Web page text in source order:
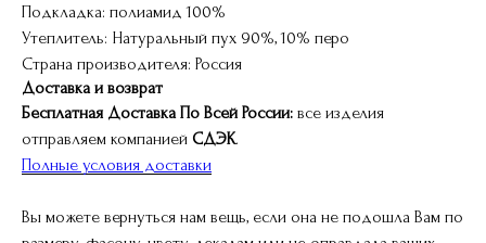
Подкладка: полиамид 100%
Утеплитель: Натуральный пух 90%, 10% перо
Страна производителя: Россия
Доставка и возврат
Бесплатная Доставка По Всей России: все изделия
отправляем компанией СДЭК.
Полные условия доставки
Вы можете вернуться нам вещь, если она не подошла Вам по